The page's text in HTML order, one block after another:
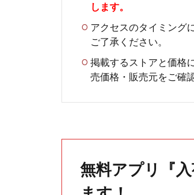
します。
アクセスのタイミング
ご了承ください。
掲載するストアと価格
売価格・販売元をご確
無料アプリ『